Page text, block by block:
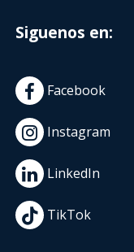
Siguenos en:
Facebook
Instagram
LinkedIn
TikTok